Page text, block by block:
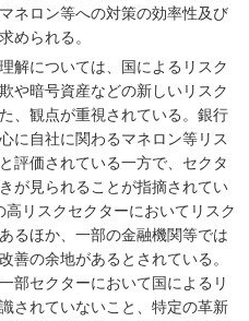
ネロン等への対策の効率性及び
められる。
解については、国によるリスク
や暗号資産などの新しいリスク
、観点が重視されている。銀行
に自社に関わるマネロン等リス
評価されている一方で、セクタ
が見られることが指摘されてい
高リスクセクターにおいてリスク
るほか、一部の金融機関等では
善の余地があるとされている。
部セクターにおいて国によるリ
されていないこと、特定の革新